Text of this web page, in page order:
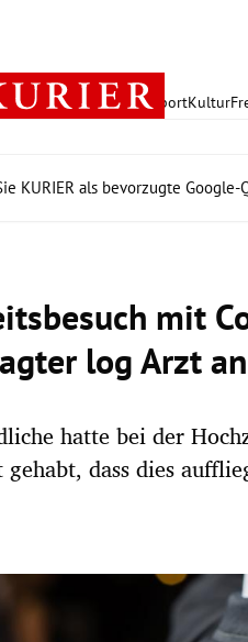
PolitikWirtschaft SportKultur
KURIER als bevorzugte Google-
mit
log Arzt an
hatte bei der
gehabt, dass dies
öffnen/schließen